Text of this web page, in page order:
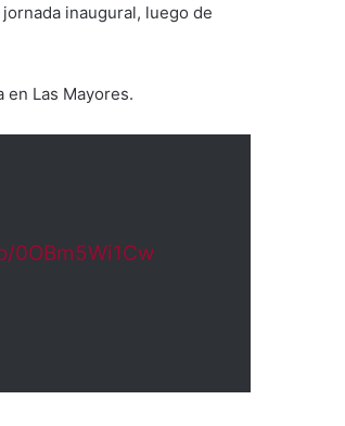
inaugural, luego de
en Las Mayores.
0OBm5Wi1Cw